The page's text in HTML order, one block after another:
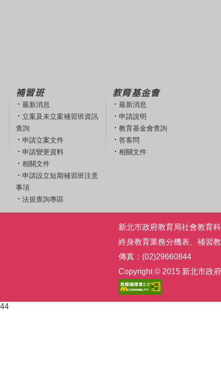
補習班
最新消息
立案及未立案補習班資訊
查詢
申請立案文件
申請變更資料
相關文件
申請設立短期補習班注意
事項
法規查詢專區
教育基金會
最新消息
申請說明
教育基金會查詢
答客問
相關文件
新北市政府教育局社會教育
終身教育業務分機表
補習
傳真：(02)29660844
Copyright © 2015 新北市政
44